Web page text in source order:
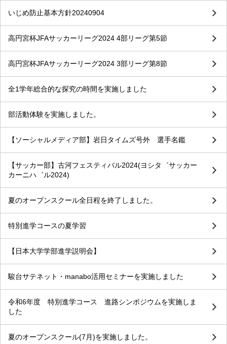
いじめ防止基本方針20240904
高円宮杯JFAサッカーリーグ2024 4部リーグ第5節
高円宮杯JFAサッカーリーグ2024 3部リーグ第8節
全1学年総合的な探究の時間を実施しました
部活動体験を実施しました。
【ソーシャルメディア部】岩日タイムズ号外 選手名鑑
【サッカー部】古河フェスティバル2024(ヨシタ゛サッカー
カーニハ゛ル2024)
夏のオープンスクール全日程を終了しました。
特別進学コースの夏学習
【日本大学学部進学説明会】
駿台サテネット・manabo活用セミナーを実施しました
令和6年度 特別進学コース 進路シンポジウムを実施しま
した
夏のオープンスクール(7月)を実施しました。